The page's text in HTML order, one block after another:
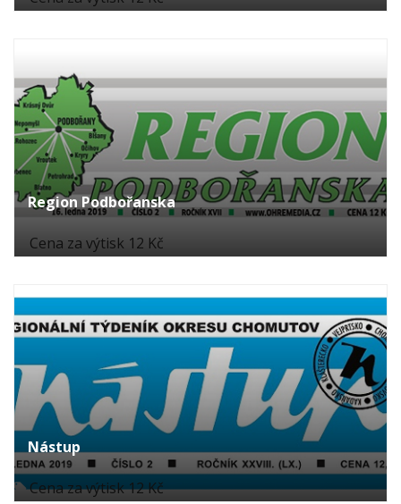
Region Podbořanska
Cena za výtisk 12 Kč
Nástup
Cena za výtisk 12 Kč